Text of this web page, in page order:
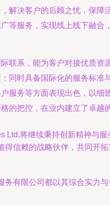
解决客户的后顾之忧，保障
等服务，实现线上线下融合
联系，能为客户对接优质资
时具备国际化的服务标准
务等方面表现出色，以细
的把控，在业内建立了卓越
将继续秉持创新精神与
信赖的战略伙伴，共同开
有限公司都以其综合实力